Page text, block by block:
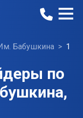
Бабушкина 1
по